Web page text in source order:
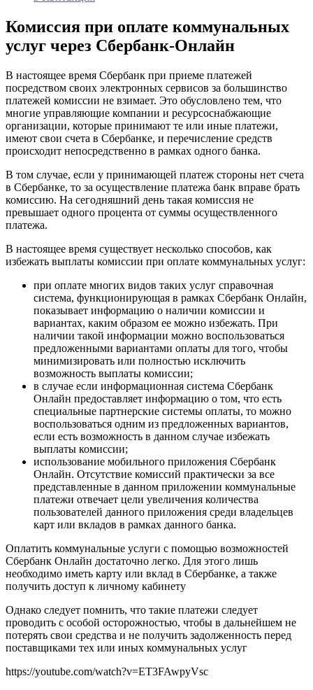
Комиссия при оплате коммунальных
услуг через Сбербанк-Онлайн
В настоящее время Сбербанк при приеме платежей
посредством своих электронных сервисов за большинство
платежей комиссии не взимает. Это обусловлено тем, что
многие управляющие компании и ресурсоснабжающие
организации, которые принимают те или иные платежи,
имеют свои счета в Сбербанке, и перечисление средств
происходит непосредственно в рамках одного банка.
В том случае, если у принимающей платеж стороны нет счета
в Сбербанке, то за осуществление платежа банк вправе брать
комиссию. На сегодняшний день такая комиссия не
превышает одного процента от суммы осуществленного
платежа.
В настоящее время существует несколько способов, как
избежать выплаты комиссии при оплате коммунальных услуг:
при оплате многих видов таких услуг справочная
система, функционирующая в рамках Сбербанк Онлайн,
показывает информацию о наличии комиссии и
вариантах, каким образом ее можно избежать. При
наличии такой информации можно воспользоваться
предложенными вариантами оплаты для того, чтобы
минимизировать или полностью исключить
возможность выплаты комиссии;
в случае если информационная система Сбербанк
Онлайн предоставляет информацию о том, что есть
специальные партнерские системы оплаты, то можно
воспользоваться одним из предложенных вариантов,
если есть возможность в данном случае избежать
выплаты комиссии;
использование мобильного приложения Сбербанк
Онлайн. Отсутствие комиссий практически за все
представленные в данном приложении коммунальные
платежи отвечает цели увеличения количества
пользователей данного приложения среди владельцев
карт или вкладов в рамках данного банка.
Оплатить коммунальные услуги с помощью возможностей
Сбербанк Онлайн достаточно легко. Для этого лишь
необходимо иметь карту или вклад в Сбербанке, а также
получить доступ к личному кабинету
Однако следует помнить, что такие платежи следует
проводить с особой осторожностью, чтобы в дальнейшем не
потерять свои средства и не получить задолженность перед
поставщиками тех или иных коммунальных услуг
https://youtube.com/watch?v=ET3FAwpyVsc